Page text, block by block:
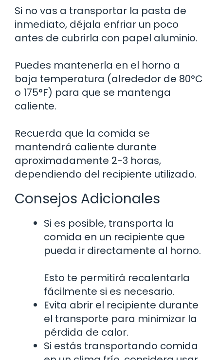
Si no vas a transportar la pasta de
inmediato, déjala enfriar un poco
antes de cubrirla con papel aluminio.
Puedes mantenerla en el horno a
baja temperatura (alrededor de 80°C
o 175°F) para que se mantenga
caliente.
Recuerda que la comida se
mantendrá caliente durante
aproximadamente 2-3 horas,
dependiendo del recipiente utilizado.
Consejos Adicionales
Si es posible, transporta la
comida en un recipiente que
pueda ir directamente al horno.
Esto te permitirá recalentarla
fácilmente si es necesario.
Evita abrir el recipiente durante
el transporte para minimizar la
pérdida de calor.
Si estás transportando comida